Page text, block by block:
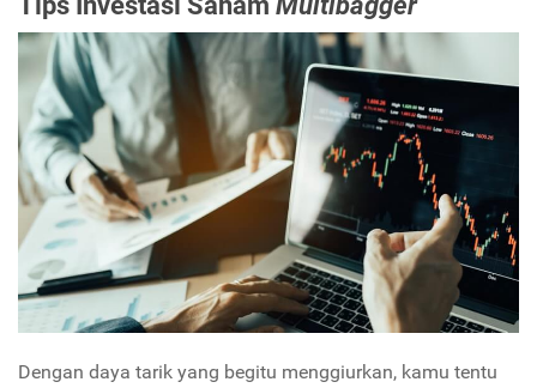
Dengan daya tarik yang begitu menggiurkan, kamu tentu